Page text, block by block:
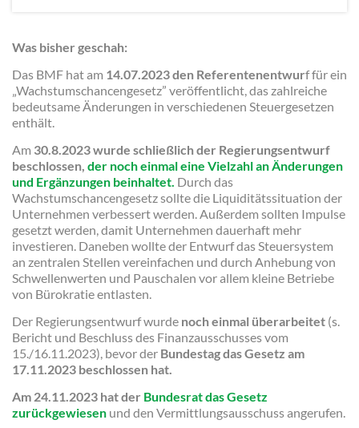
Was bisher geschah:
Das BMF hat am 14.07.2023 den Referentenentwurf für ein
„Wachstumschancengesetz” veröffentlicht, das zahlreiche
bedeutsame Änderungen in verschiedenen Steuergesetzen
enthält.
Am 30.8.2023 wurde schließlich der Regierungsentwurf
beschlossen, der noch einmal eine Vielzahl an Änderungen
und Ergänzungen beinhaltet. Durch das
Wachstumschancengesetz sollte die Liquiditätssituation der
Unternehmen verbessert werden. Außerdem sollten Impulse
gesetzt werden, damit Unternehmen dauerhaft mehr
investieren. Daneben wollte der Entwurf das Steuersystem
an zentralen Stellen vereinfachen und durch Anhebung von
Schwellenwerten und Pauschalen vor allem kleine Betriebe
von Bürokratie entlasten.
Der Regierungsentwurf wurde noch einmal überarbeitet (s.
Bericht und Beschluss des Finanzausschusses vom
15./16.11.2023), bevor der Bundestag das Gesetz am
17.11.2023 beschlossen hat.
Am 24.11.2023 hat der Bundesrat das Gesetz
zurückgewiesen und den Vermittlungsausschuss angerufen.